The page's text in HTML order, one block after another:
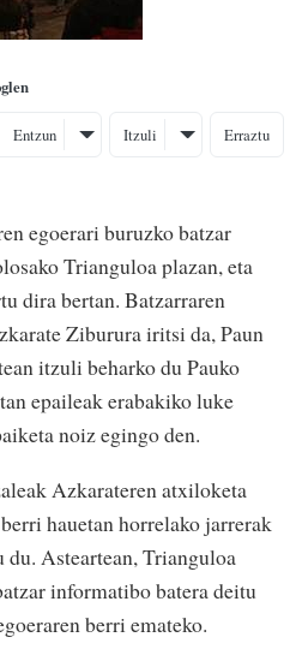
Entzun Itzuli Erraztu
egoerari buruzko batzar
Trianguloa plazan, eta
dira bertan. Batzarraren
Ziburura iritsi da, Paun
itzuli beharko du Pauko
epaileak erabakiko luke
noiz egingo den.
Azkarateren atxiloketa
hauetan horrelako jarrerak
du. Asteartean, Trianguloa
informatibo batera deitu
berri emateko.